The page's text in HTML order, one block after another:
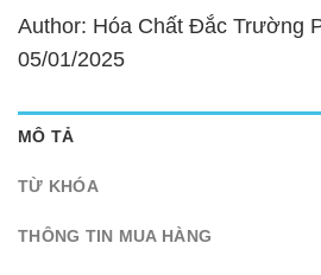
Author: Hóa Chất Đắc Trường
05/01/2025
MÔ TẢ
TỪ KHÓA
THÔNG TIN MUA HÀNG